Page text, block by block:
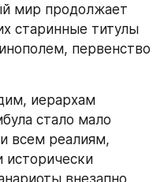
мир продолжает
старинные титулы
первенство
иерархам
стало мало
всем реалиям,
исторически
внезапно